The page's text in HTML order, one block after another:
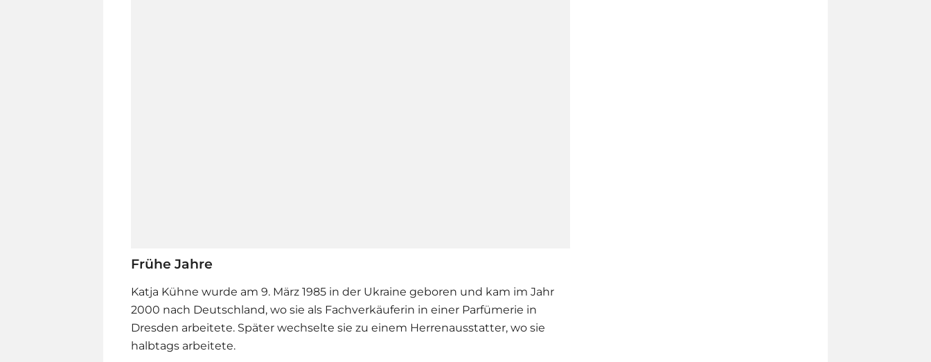
Frühe Jahre
Katja Kühne wurde am 9. März 1985 in der Ukraine geboren und kam im Jahr
2000 nach Deutschland, wo sie als Fachverkäuferin in einer Parfümerie in
Dresden arbeitete. Später wechselte sie zu einem Herrenausstatter, wo sie
halbtags arbeitete.